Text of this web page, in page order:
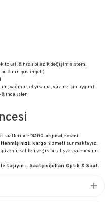
tokalı & hızlı bilezik değişim sistemi
ömrü göstergeli)
yağmur, el yıkama, yüzme için uygun)
& indeksler
saatlerinde %100 orijinal,resmî
hızlı kargo hizmeti sunmaktayız.
kaliteli ve şık bir alışveriş deneyimi
taşıyın — Saatçioğulları Optik & Saat.